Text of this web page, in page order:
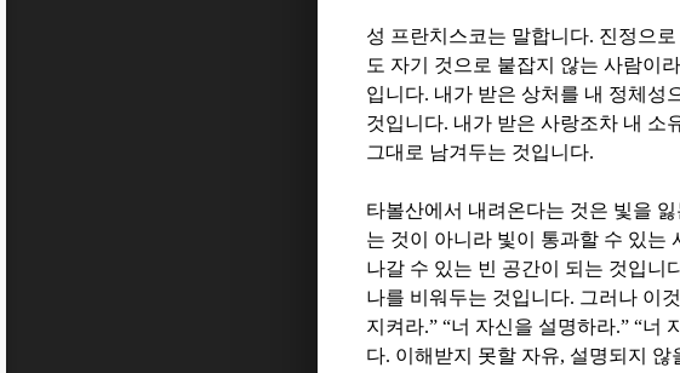
성 프란치스코는 말합니다. 진정으
도 자기 것으로 붙잡지 않는 사람이
입니다. 내가 받은 상처를 내 정체성
것입니다. 내가 받은 사랑조차 내 소
그대로 남겨두는 것입니다.
타볼산에서 내려온다는 것은 빛을
는 것이 아니라 빛이 통과할 수 있는
나갈 수 있는 빈 공간이 되는 것입니
나를 비워두는 것입니다. 그러나 이
지켜라.” “너 자신을 설명하라.” “너
다. 이해받지 못할 자유, 설명되지 않